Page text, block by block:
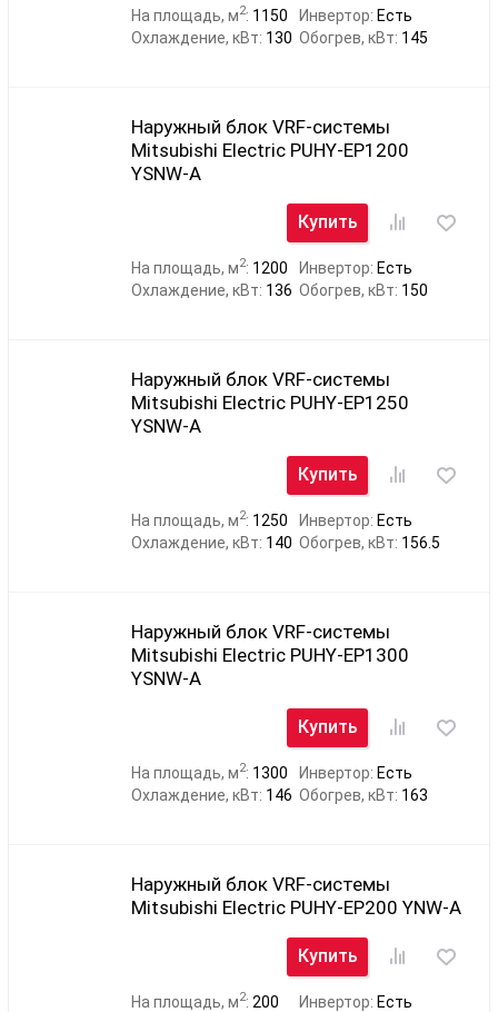
На площадь, м2: 1150 Инвертор: Есть
Охлаждение, кВт: 130 Обогрев, кВт: 145
Наружный блок VRF-системы
Mitsubishi Electric PUHY-EP1200
YSNW-A
Купить
На площадь, м2: 1200 Инвертор: Есть
Охлаждение, кВт: 136 Обогрев, кВт: 150
Наружный блок VRF-системы
Mitsubishi Electric PUHY-EP1250
YSNW-A
Купить
На площадь, м2: 1250 Инвертор: Есть
Охлаждение, кВт: 140 Обогрев, кВт: 156.5
Наружный блок VRF-системы
Mitsubishi Electric PUHY-EP1300
YSNW-A
Купить
На площадь, м2: 1300 Инвертор: Есть
Охлаждение, кВт: 146 Обогрев, кВт: 163
Наружный блок VRF-системы
Mitsubishi Electric PUHY-EP200 YNW-A
Купить
На площадь, м2: 200 Инвертор: Есть